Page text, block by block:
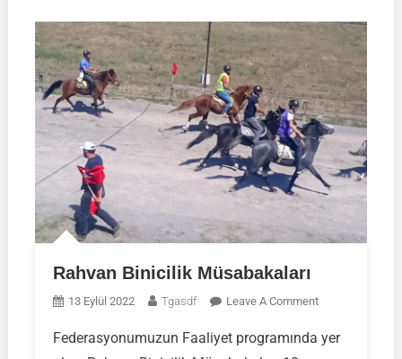
Rahvan Binicilik Müsabakaları
13 Eylül 2022 Tgasdf Leave A CommentOn
Binicilik
Federasyonumuzun Faaliyet programında yer